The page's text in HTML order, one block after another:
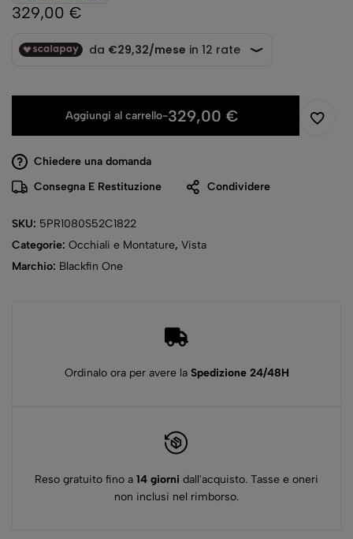
329,00 €
Aggiungi al carrello-329,00 €
Chiedere una domanda
Consegna E Restituzione
Condividere
SKU: 5PR1080S52C1822
Categorie: Occhiali e Montature, Vista
Marchio: Blackfin One
Ordinalo ora per avere la Spedizione 24/48H
Reso gratuito fino a 14 giorni dall'acquisto. Tasse e oneri
non inclusi nel rimborso.